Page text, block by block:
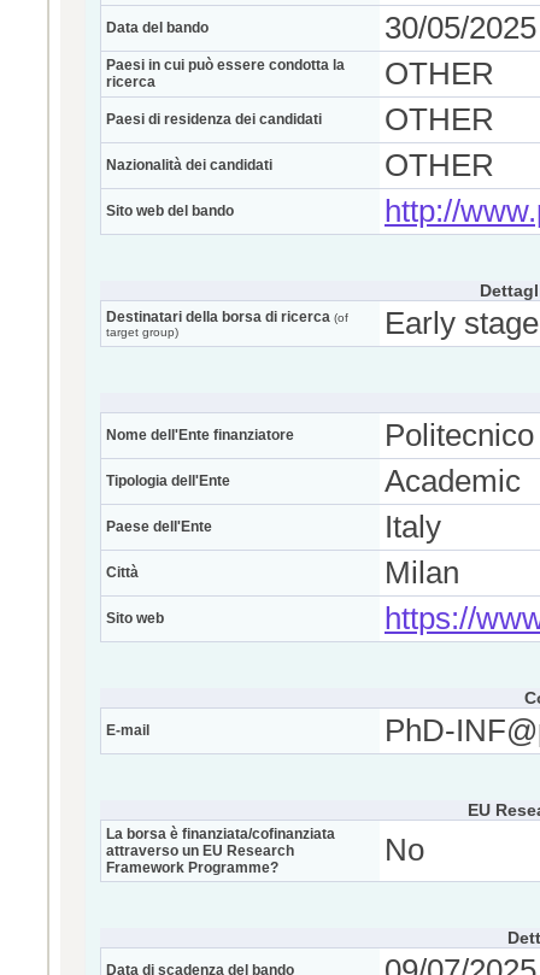
Data del bando 30/05/2025
Paesi in cui può essere condotta la
ricerca
OTHER
Paesi di residenza dei candidati OTHER
Nazionalità dei candidati OTHER
Sito web del bando http://
Destinatari della borsa di ricerca (of
target group)
Early
Nome dell'Ente finanziatore
Tipologia dell'Ente Academic
Paese dell'Ente Italy
Città Milan
Sito web https://
E-mail PhD-
EU
La borsa è finanziata/cofinanziata
attraverso un EU Research
Framework Programme?
No
Data di scadenza del bando